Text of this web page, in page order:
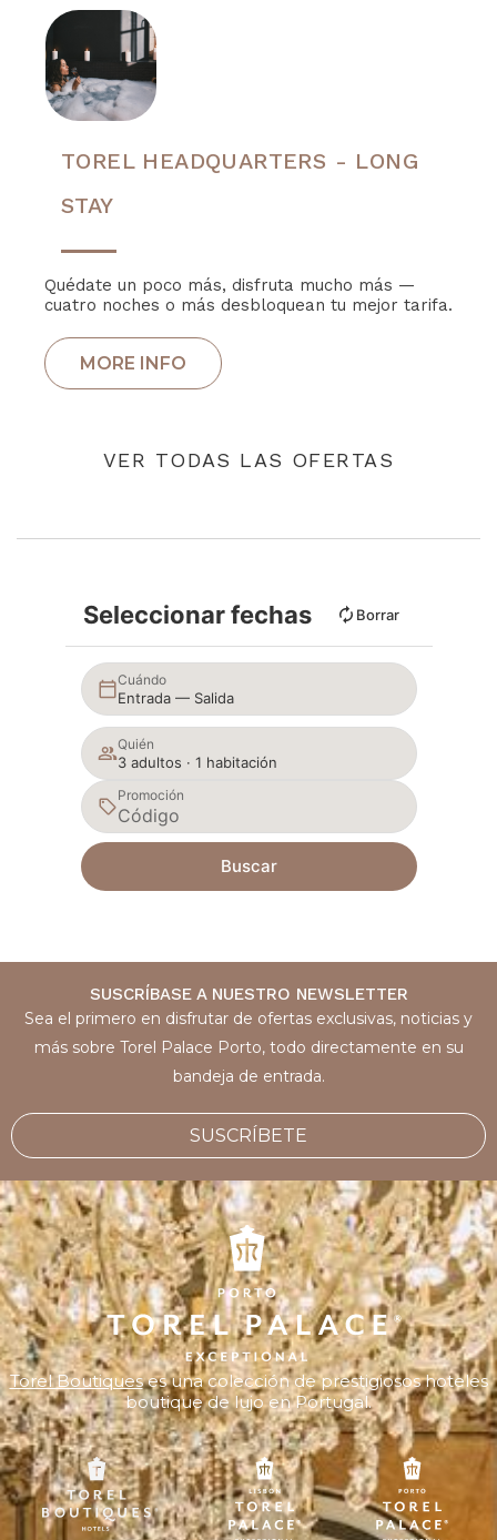
TOREL HEADQUARTERS - LONG
STAY
Quédate un poco más, disfruta mucho más —
cuatro noches o más desbloquean tu mejor tarifa.
VER TODAS LAS OFERTAS
Seleccionar fechas Borrar
Cuándo
Entrada — Salida
Quién
3 adultos · 1 habitación
Promoción
Buscar
SUSCRÍBASE A NUESTRO NEWSLETTER
Sea el primero en disfrutar de ofertas exclusivas, noticias y
más sobre Torel Palace Porto, todo directamente en su
bandeja de entrada.
SUSCRÍBETE
Torel Boutiqueses una colección de prestigiosos hoteles
boutique de lujo en Portugal.